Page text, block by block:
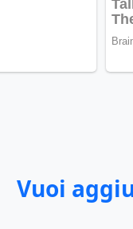
Vuoi